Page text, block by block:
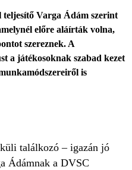
Varga Ádám szerint
előre aláírták volna,
szereznek. A
a játékosoknak szabad kezet
is
találkozó – igazán jó
Ádámnak a DVSC